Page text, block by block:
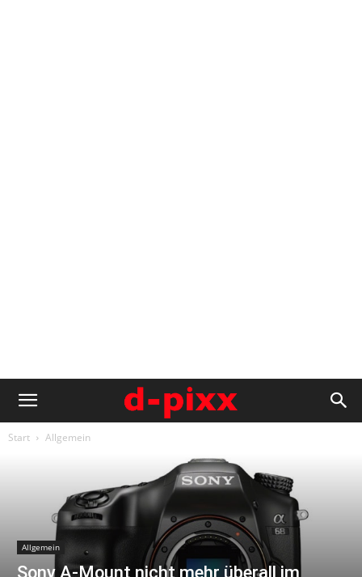
Start Allgemein
Allgemein
Sony A-Mount nicht mehr überall im